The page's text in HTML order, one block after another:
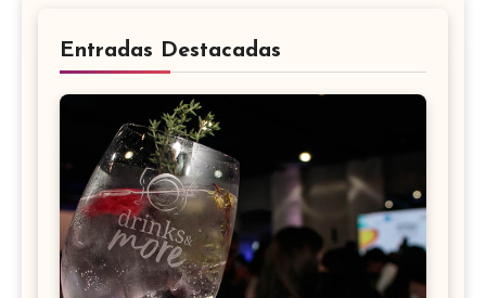
Entradas Destacadas